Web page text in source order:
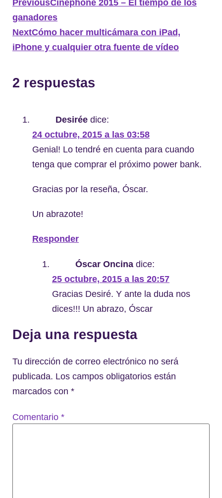
PreviousCinephone 2015 – El tiempo de los
ganadores
NextCómo hacer multicámara con iPad,
iPhone y cualquier otra fuente de vídeo
2 respuestas
Desirée dice:
24 octubre, 2015 a las 03:58
Genial! Lo tendré en cuenta para cuando
tenga que comprar el próximo power bank.
Gracias por la reseña, Óscar.
Un abrazote!
Responder
Óscar Oncina dice:
25 octubre, 2015 a las 20:57
Gracias Desiré. Y ante la duda nos
dices!!! Un abrazo, Óscar
Deja una respuesta
Tu dirección de correo electrónico no será
publicada. Los campos obligatorios están
marcados con *
Comentario *